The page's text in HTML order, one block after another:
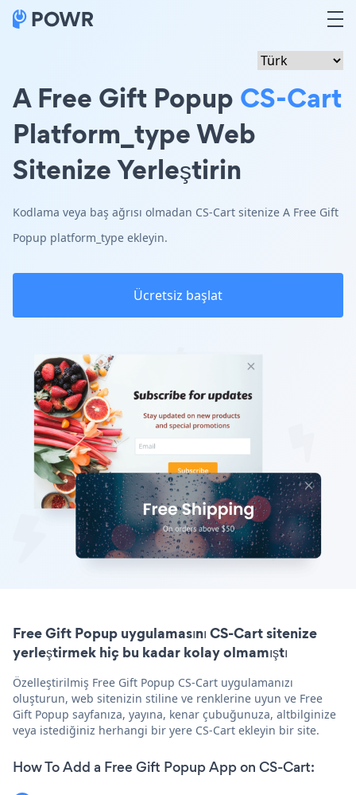
A Free Gift Popup CS-Cart
Platform_type Web
Sitenize Yerleştirin
Kodlama veya baş ağrısı olmadan CS-Cart sitenize A Free Gift
Popup platform_type ekleyin.
Ücretsiz başlat
Free Gift Popup uygulamasını CS-Cart sitenize
yerleştirmek hiç bu kadar kolay olmamıştı
Özelleştirilmiş Free Gift Popup CS-Cart uygulamanızı
oluşturun, web sitenizin stiline ve renklerine uyun ve Free
Gift Popup sayfanıza, yayına, kenar çubuğunuza, altbilginize
veya istediğiniz herhangi bir yere CS-Cart ekleyin bir site.
How To Add a Free Gift Popup App on CS-Cart: